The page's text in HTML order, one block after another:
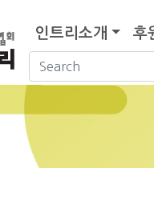
인트리소개 후